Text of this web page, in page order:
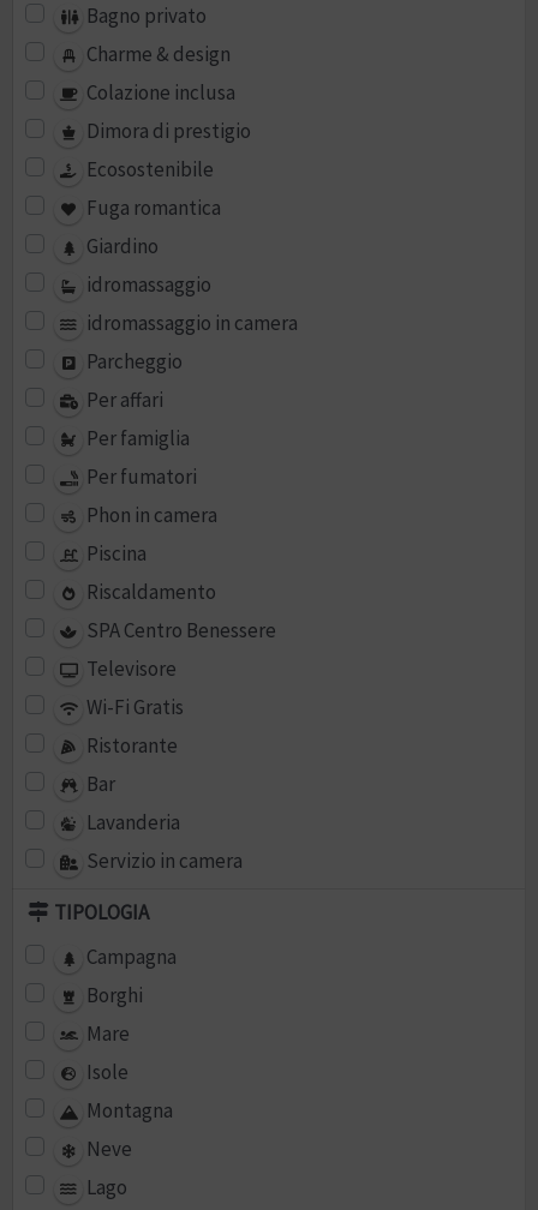
Bagno privato
Charme & design
Colazione inclusa
Dimora di prestigio
Ecosostenibile
Fuga romantica
Giardino
idromassaggio
idromassaggio in camera
Parcheggio
Per affari
Per famiglia
Per fumatori
Phon in camera
Piscina
Riscaldamento
SPA Centro Benessere
Televisore
Wi-Fi Gratis
Ristorante
Bar
Lavanderia
Servizio in camera
TIPOLOGIA
Campagna
Borghi
Mare
Isole
Montagna
Neve
Lago